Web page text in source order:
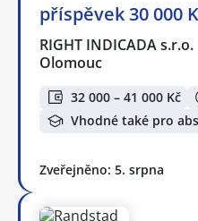
příspěvek 30 000
RIGHT INDICADA s.r.o.
Olomouc
32 000 – 41 000 Kč
Vhodné také pro
Zveřejněno: 5. srpna